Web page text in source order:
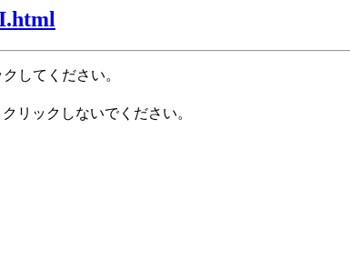
してください。
リックしないでください。